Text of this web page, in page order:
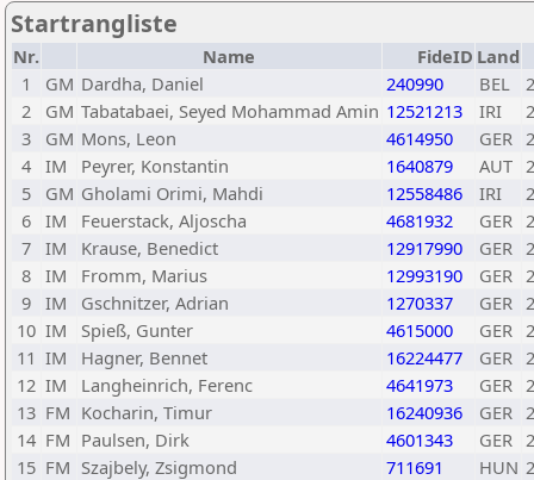
Startrangliste
Nr. Name FideID Land
1
GM Dardha, Daniel 240990 BEL
2
GM Tabatabaei, Seyed Mohammad Amin 12521213 IRI
3
GM Mons, Leon 4614950 GER
4 IM Peyrer, Konstantin 1640879 AUT
5
GM Gholami Orimi, Mahdi 12558486 IRI
6 IM Feuerstack, Aljoscha 4681932 GER
7 IM Krause, Benedict 12917990 GER
8 IM Fromm, Marius 12993190 GER
9 IM Gschnitzer, Adrian 1270337 GER
10 IM Spieß, Gunter 4615000 GER
11 IM Hagner, Bennet 16224477 GER
12 IM Langheinrich, Ferenc 4641973 GER
13 FM Kocharin, Timur 16240936 GER
14 FM Paulsen, Dirk 4601343 GER
15 FM Szajbely, Zsigmond 711691 HUN